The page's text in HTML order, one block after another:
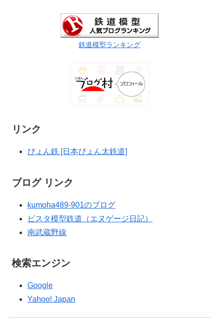
鉄道模型ランキング
リンク
ぴょん鉄 [日本ぴょん太鉄道]
ブログ リンク
kumoha489-901のブログ
ビスタ模型鉄道（エヌゲージ日記）
南武蔵野線
検索エンジン
Google
Yahoo! Japan